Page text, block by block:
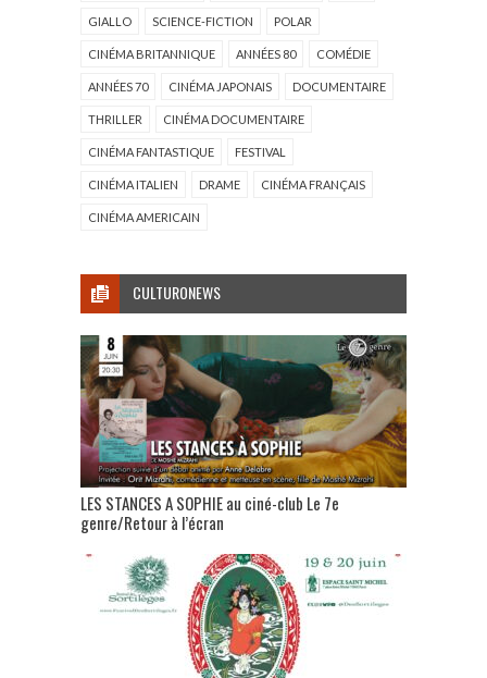
GIALLO SCIENCE-FICTION POLAR
CINÉMA BRITANNIQUE ANNÉES 80 COMÉDIE
ANNÉES 70 CINÉMA JAPONAIS DOCUMENTAIRE
THRILLER CINÉMA DOCUMENTAIRE
CINÉMA FANTASTIQUE FESTIVAL
CINÉMA ITALIEN DRAME CINÉMA FRANÇAIS
CINÉMA AMERICAIN
CULTURONEWS
LES STANCES A SOPHIE au ciné-club Le 7e
genre/Retour à l’écran